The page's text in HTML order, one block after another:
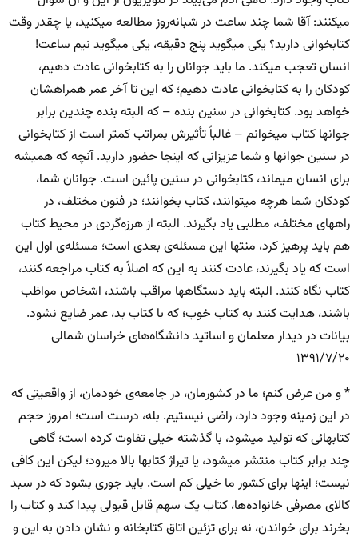
میکنند: آقا شما چند ساعت در شبانه‌روز مطالعه میکنید، یا چقدر وقت
کتابخوانی دارید؟ یکی میگوید پنج دقیقه، یکی میگوید نیم ساعت!
انسان تعجب میکند. ما باید جوانان را به کتابخوانی عادت دهیم،
کودکان را به کتابخوانی عادت دهیم؛ که این تا آخر عمر همراهشان
خواهد بود. کتابخوانی در سنین بنده – که البته بنده چندین برابر
جوانها کتاب میخوانم – غالباً تأثیرش بمراتب کمتر است از کتابخوانی
در سنین جوانها و شما عزیزانی که اینجا حضور دارید. آنچه که همیشه
برای انسان میماند، کتابخوانی در سنین پائین است. جوانان شما،
کودکان شما هرچه میتوانند، کتاب بخوانند؛ در فنون مختلف، در
راههای مختلف، مطلبی یاد بگیرند. البته از هرزه‌گردی در محیط کتاب
هم باید پرهیز کرد، منتها این مسئله‌ی بعدی است؛ مسئله‌ی اول این
است که یاد بگیرند، عادت کنند به این که اصلاً به کتاب مراجعه کنند،
کتاب نگاه کنند. البته باید دستگاهها مراقب باشند، اشخاص مواظب
باشند، هدایت کنند به کتاب خوب؛ که با کتاب بد، عمر ضایع نشود.
بیانات در دیدار معلمان و اساتید دانشگاه‌های خراسان شمالی
۱۳۹۱/۷/۲۰
* و من عرض کنم؛ ما در کشورمان، در جامعه‌ی خودمان، از واقعیتی که
در این زمینه وجود دارد، راضی نیستیم. بله، درست است؛ امروز حجم
کتابهائی که تولید میشود، با گذشته خیلی تفاوت کرده است؛ گاهی
چند برابر کتاب منتشر میشود، یا تیراژ کتابها بالا میرود؛ لیکن این کافی
نیست؛ اینها برای کشور ما خیلی کم است. باید جوری بشود که در سبد
کالای مصرفی خانواده‌ها، کتاب یک سهم قابل قبولی پیدا کند و کتاب را
بخرند برای خواندن، نه برای تزئین اتاق کتابخانه و نشان دادن به این و